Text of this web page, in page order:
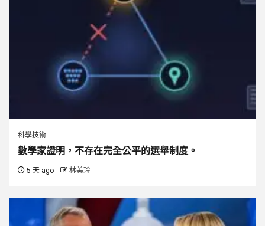
科學技術
數學家證明，不存在完全公平的選舉制度。
5 天 ago 林美玲